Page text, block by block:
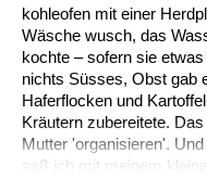
kohleofen mit einer
Wäsche wusch, das
kochte – sofern sie
nichts Süsses, Obst gab
Haferflocken und
Kräutern zubereitete.
Mutter 'organisieren'.
saß ich mit meinem